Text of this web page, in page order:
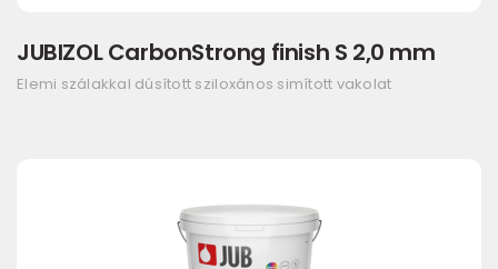
JUBIZOL CarbonStrong finish S 2,0 mm
Elemi szálakkal dúsított sziloxános simított vakolat